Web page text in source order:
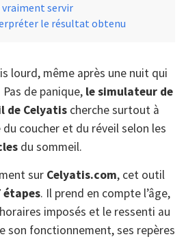
servir
le résultat obtenu
lourd, même après une nuit qui
de panique, le simulateur de
de Celyatis cherche surtout à
du coucher et du réveil selon les
du sommeil.
sur Celyatis.com, cet outil
étapes. Il prend en compte l’âge,
imposés et le ressenti au
son fonctionnement, ses repères